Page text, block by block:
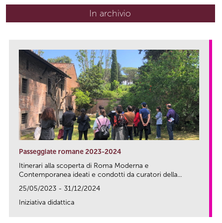
In archivio
Passeggiate romane 2023-2024
Itinerari alla scoperta di Roma Moderna e
Contemporanea ideati e condotti da curatori della...
25/05/2023 - 31/12/2024
Iniziativa didattica